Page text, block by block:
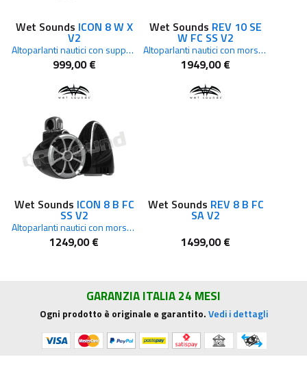
Wet Sounds ICON 8 W X
V2
Altoparlanti nautici con supporto a X Bianco
999,00 €
Wet Sounds REV 10 SE
W FC SS V2
Altoparlanti nautici con morsetto fisso Acciaio inossidabile Bianco
1949,00 €
Wet Sounds ICON 8 B FC
SS V2
Altoparlanti nautici con morsetto fisso Acciaio inossidabile Nero
1249,00 €
Wet Sounds REV 8 B FC
SA V2
1499,00 €
GARANZIA ITALIA 24 MESI
Ogni prodotto è originale e garantito.Vedi i dettagli